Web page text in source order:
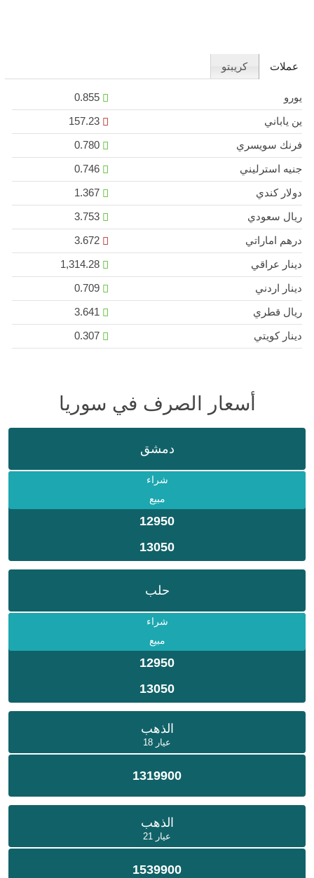
عملات كريبتو
يورو
0.855
ين ياباني
157.23
فرنك سويسري
0.780
جنيه استرليني
0.746
دولار كندي
1.367
ريال سعودي
3.753
درهم اماراتي
3.672
دينار عراقي
1,314.28
دينار اردني
0.709
ريال قطري
دينار كويتي
0.307
أسعار الصرف في سوريا
دمشق
شراء
مبيع
12950
13050
حلب
شراء
مبيع
12950
13050
الذهب
عيار 18
1319900
الذهب
عيار 21
1539900